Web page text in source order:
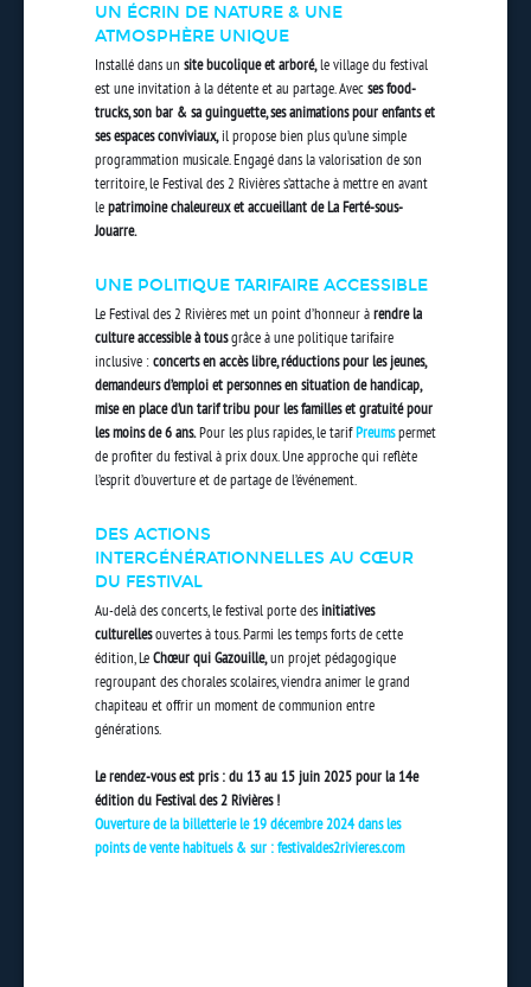
UN ÉCRIN DE NATURE & UNE
ATMOSPHÈRE UNIQUE
Installé dans un site bucolique et arboré,le village du festival
est une invitation à la détente et au partage. Avecses food-
trucks, son bar & sa guinguette, ses animations pour enfants et
ses espaces conviviaux,il propose bien plus qu’une simple
programmation musicale. Engagé dans la valorisation de son
territoire, le Festival des 2 Rivières s’attache à mettre en avant
lepatrimoine chaleureux et accueillant de La Ferté-sous-
Jouarre.
UNE POLITIQUE TARIFAIRE ACCESSIBLE
Le Festival des 2 Rivières met un point d’honneur àrendre la
culture accessible à tousgrâce à une politique tarifaire
inclusive :concerts en accès libre, réductions pour les jeunes,
demandeurs d’emploi et personnes en situation de handicap,
mise en place d’un tarif tribu pour les familles et gratuité pour
les moins de 6 ans.Pour les plus rapides, le tarifPreumspermet
de profiter du festival à prix doux. Une approche qui reflète
l’esprit d’ouverture et de partage de l’événement.
DES ACTIONS
INTERGÉNÉRATIONNELLES AU CŒUR
DU FESTIVAL
Au-delà des concerts, le festival porte desinitiatives
culturellesouvertes à tous. Parmi les temps forts de cette
édition, LeChœur qui Gazouille,un projet pédagogique
regroupant des chorales scolaires, viendra animer le grand
chapiteau et offrir un moment de communion entre
générations.
Le rendez-vous est pris : du 13 au 15 juin 2025 pour la 14e
édition du Festival des 2 Rivières !
Ouverture de la billetterie le 19 décembre 2024 dans les
points de vente habituels & sur : festivaldes2rivieres.com